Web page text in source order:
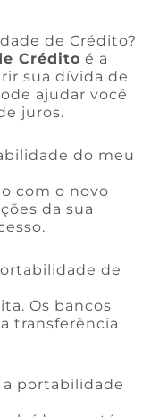
de Crédito?
Crédito é a
sua dívida de
ajudar você
juros.
do meu
com o novo
da sua
de
Os bancos
transferência
a portabilidade